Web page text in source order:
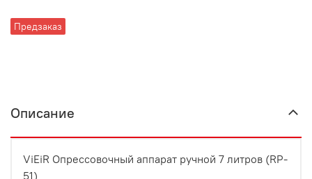
Предзаказ
Описание
ViEiR Опрессовочный аппарат ручной 7 литров (RP-
51)